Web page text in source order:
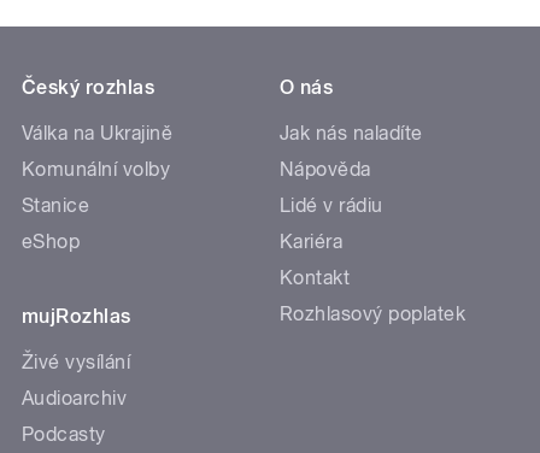
Český rozhlas
Válka na Ukrajině
Komunální volby
Stanice
eShop
mujRozhlas
Živé vysílání
Audioarchiv
Podcasty
O nás
Jak nás naladíte
Nápověda
Lidé v rádiu
Kariéra
Kontakt
Rozhlasový poplatek